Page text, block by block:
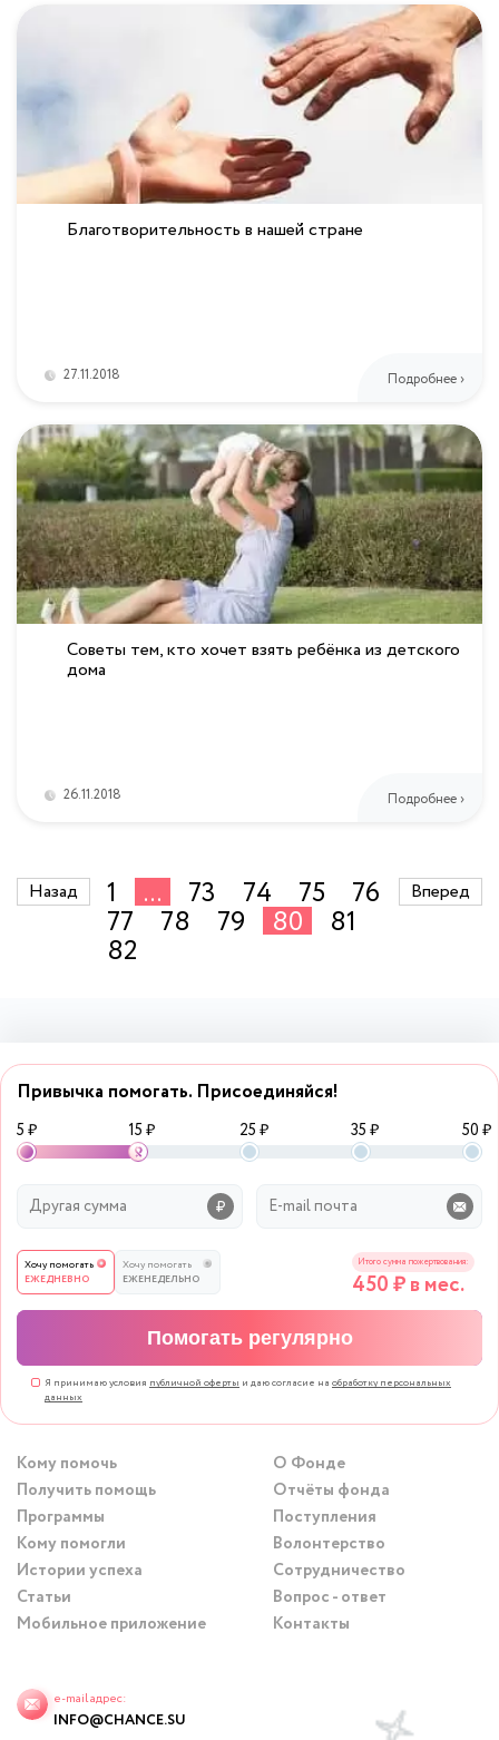
Благотворительность в нашей стране
27.11.2018 Подробнее ›
Советы тем, кто хочет взять ребёнка из детского
дома
26.11.2018 Подробнее ›
Назад 1 ... 73 74 75 76
77 78 79 80 81
82
Вперед
Привычка помогать. Присоединяйся!
5 ₽ 15 ₽ 25 ₽ 35 ₽ 50 ₽
Хочу помогать
ЕЖЕДНЕВНО
Хочу помогать
ЕЖЕНЕДЕЛЬНО
Итого сумма пожертвования:
450₽ в мес.
Помогать регулярно
Я принимаю условия публичной оферты и даю согласие на обработку персональных
данных
Кому помочь
Получить помощь
Программы
Кому помогли
Истории успеха
Статьи
Мобильное приложение
О Фонде
Отчёты фонда
Поступления
Волонтерство
Сотрудничество
Вопрос - ответ
Контакты
e-mail адрес:
INFO@CHANCE.SU